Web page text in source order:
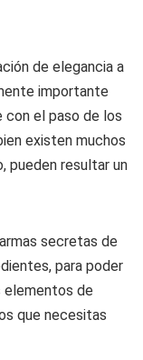
de elegancia a
importante
con el paso de los
existen muchos
pueden resultar un
secretas de
para poder
elementos de
que necesitas